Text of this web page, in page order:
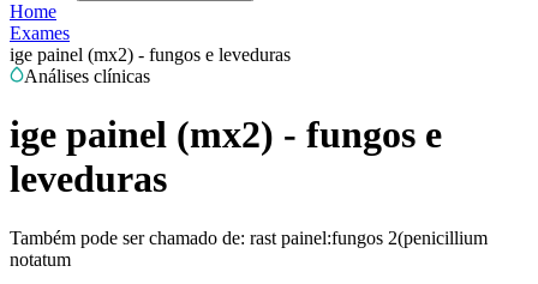
Home
Exames
ige painel (mx2) - fungos e leveduras
Análises clínicas
ige painel (mx2) - fungos e
leveduras
Também pode ser chamado de: rast painel:fungos 2(penicillium
notatum